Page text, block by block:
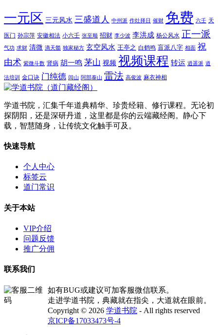
一元区 三元风水 三盛道人 中州派 作灶择日 催财 免费 六壬 天
医门 孙宗萍 安徽相法 小六壬 张至顺 招财 李少波 李洪成 杨公风水 正一派
气功 求财 清微 滴天髓 独家秘方 玄空风水 王亭之 白鹤鸣 盲派八字 相面 祝
由术 紫微斗数 肾病 胡一鸣 茅山 视频 视频课程 转运 逍遥派 道
法培训 金口诀 门纯德 闾山 阿部泰山 雷法 高俊波 麻衣神相
学道书院，汇集千年道典精华、珍贵经籍、修行课程。无论初
探阴阳，还是深研丹道，这里都是你的云端藏经阁。静心下
载，智慧随身，让传统文化触手可及。
快速导航
个人中心
标签云
道门常识
关于本站
VIP介绍
问题反馈
推广分佣
联系我们
如有BUG或建议可加客服微信联系。
走进学道书院，典藏就在指尖，大道就在眼前。
Copyright © 2026 学道书院 - All rights reserved
京ICP备17033473号-4